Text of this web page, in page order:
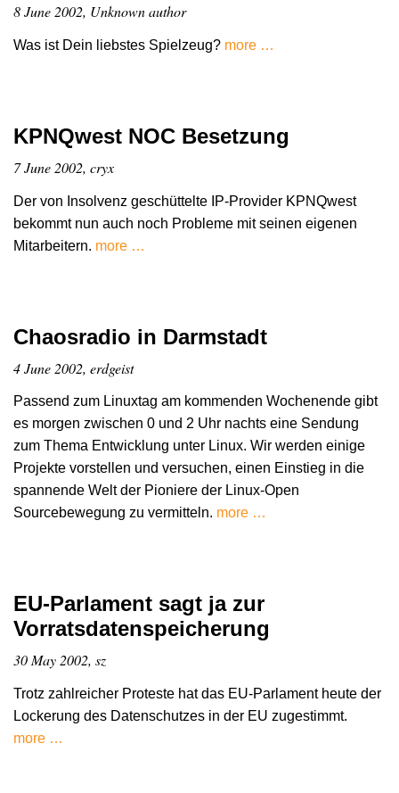
8 June 2002, Unknown author
Was ist Dein liebstes Spielzeug? more …
KPNQwest NOC Besetzung
7 June 2002, cryx
Der von Insolvenz geschüttelte IP-Provider KPNQwest
bekommt nun auch noch Probleme mit seinen eigenen
Mitarbeitern. more …
Chaosradio in Darmstadt
4 June 2002, erdgeist
Passend zum Linuxtag am kommenden Wochenende gibt
es morgen zwischen 0 und 2 Uhr nachts eine Sendung
zum Thema Entwicklung unter Linux. Wir werden einige
Projekte vorstellen und versuchen, einen Einstieg in die
spannende Welt der Pioniere der Linux-Open
Sourcebewegung zu vermitteln. more …
EU-Parlament sagt ja zur
Vorratsdatenspeicherung
30 May 2002, sz
Trotz zahlreicher Proteste hat das EU-Parlament heute der
Lockerung des Datenschutzes in der EU zugestimmt.
more …